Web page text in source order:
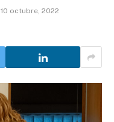
10 octubre, 2022